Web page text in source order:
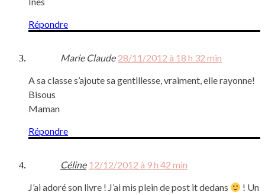
Répondre
Marie Claude 28/11/2012 à 18 h 32 min
A sa classe s’ajoute sa gentillesse, vraiment, elle rayonne!
Bisous
Maman
Répondre
Céline 12/12/2012 à 9 h 42 min
J’ai adoré son livre ! J’ai mis plein de post it dedans
! Un